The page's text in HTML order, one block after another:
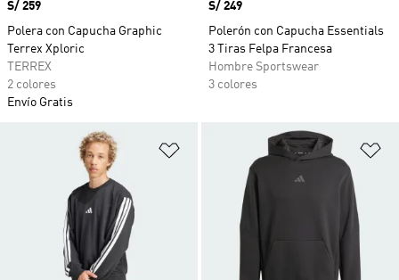
Precio
S/ 259
Polera con Capucha Graphic
Terrex Xploric
TERREX
2 colores
Envío Gratis
Precio
S/ 249
Polerón con Capucha Essentials
3 Tiras Felpa Francesa
Hombre Sportswear
3 colores
Añadir a la lista de deseos